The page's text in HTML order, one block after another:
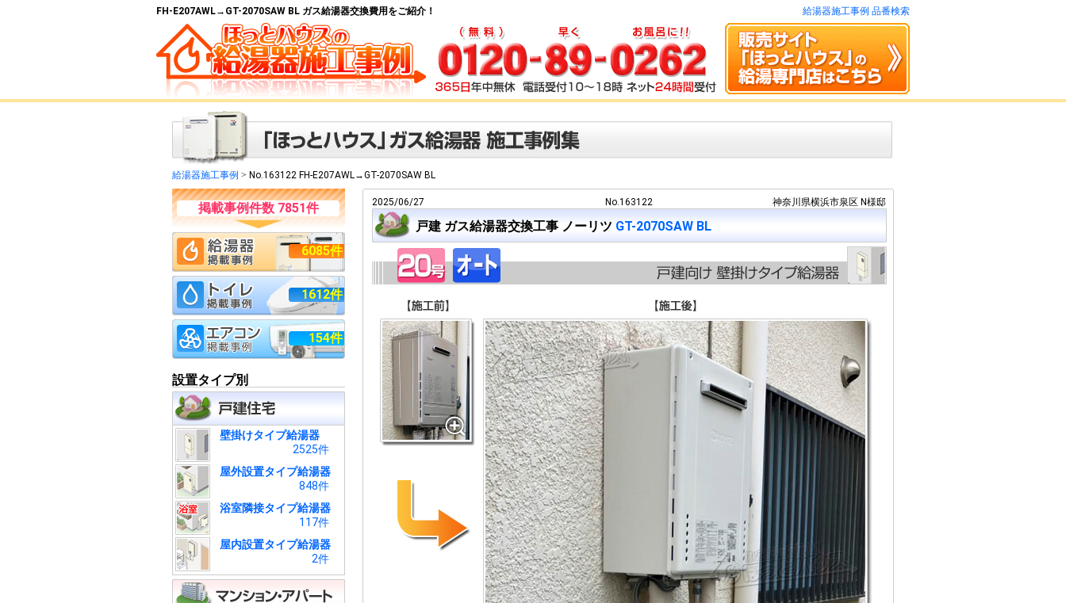
FH-E207AWL→GT-2070SAW BL ガス給湯器交換費用をご紹介！ 給湯器施工事例 品番検索
給湯器施工事例 > No.163122 FH-E207AWL→GT-2070SAW BL
掲載事例件数 7851件
6085件
1612件
154件
設置タイプ別
壁掛けタイプ給湯器
2525件
屋外設置タイプ給湯器
848件
浴室隣接タイプ給湯器
117件
屋内設置タイプ給湯器
2件
2025/06/27 No.163122 神奈川県横浜市泉区 N様邸
戸建 ガス給湯器交換工事 ノーリツ GT-2070SAW BL